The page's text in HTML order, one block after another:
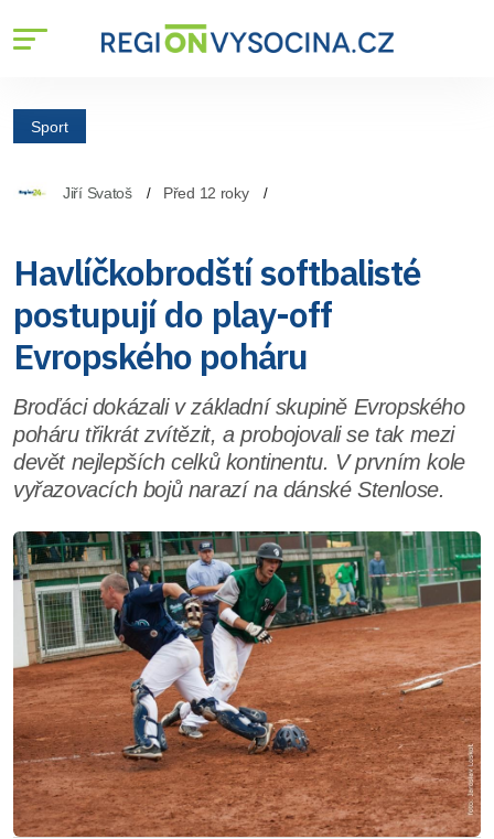
Sport
Jiří Svatoš Před 12 roky
Havlíčkobrodští softbalisté
postupují do play-off
Evropského poháru
Broďáci dokázali v základní skupině Evropského
poháru třikrát zvítězit, a probojovali se tak mezi
devět nejlepších celků kontinentu. V prvním kole
vyřazovacích bojů narazí na dánské Stenlose.